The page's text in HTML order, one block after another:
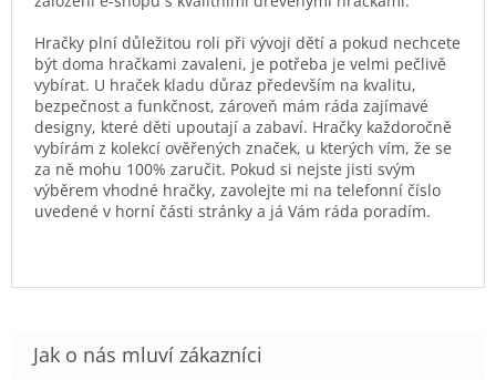
Hračky plní důležitou roli při vývoji dětí a pokud nechcete
být doma hračkami zavaleni, je potřeba je velmi pečlivě
vybírat. U hraček kladu důraz především na kvalitu,
bezpečnost a funkčnost, zároveň mám ráda zajímavé
designy, které děti upoutají a zabaví. Hračky každoročně
vybírám z kolekcí ověřených značek, u kterých vím, že se
za ně mohu 100% zaručit. Pokud si nejste jisti svým
výběrem vhodné hračky, zavolejte mi na telefonní číslo
uvedené v horní části stránky a já Vám ráda poradím.